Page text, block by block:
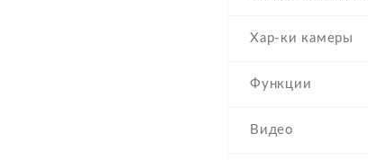
Хар-ки камеры
Функции
Видео